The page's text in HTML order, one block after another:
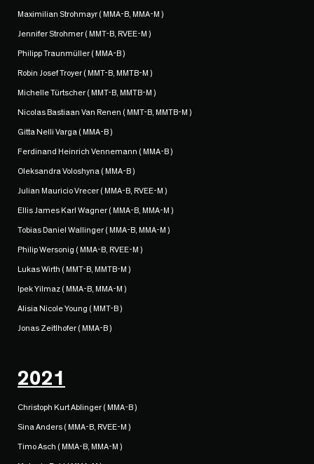
Maximilian Strohmayr ( MMA-B, MMA-M )
Jennifer Strohmer ( MMT-B, RVEE-M )
Philipp Traunmüller ( MMA-B )
Robin Josef Troyer ( MMT-B, MMTB-M )
Michelle Türtscher ( MMT-B, MMTB-M )
Nicolas Bastiaan Van Renen ( MMT-B, MMTB-M )
Gitta Nelli Varga ( MMA-B )
Ferdinand Heinrich Vennemann ( MMA-B )
Oleksandra Voloshyna ( MMA-B )
Julian Mauricio Vrecer ( MMA-B, RVEE-M )
Ellis James Karl Wagner ( MMA-B, MMA-M )
Tobias Daniel Wallinger ( MMA-B, MMA-M )
Philip Wersonig ( MMA-B, RVEE-M )
Lukas Wirth ( MMT-B, MMTB-M )
Ipek Yilmaz ( MMA-B, MMA-M )
Alisia Nicole Young ( MMT-B )
Jonas Zeitlhofer ( MMA-B )
2021
Christoph Kurt Ablinger ( MMA-B )
Sina Anders ( MMA-B, RVEE-M )
Timo Asch ( MMA-B, MMA-M )